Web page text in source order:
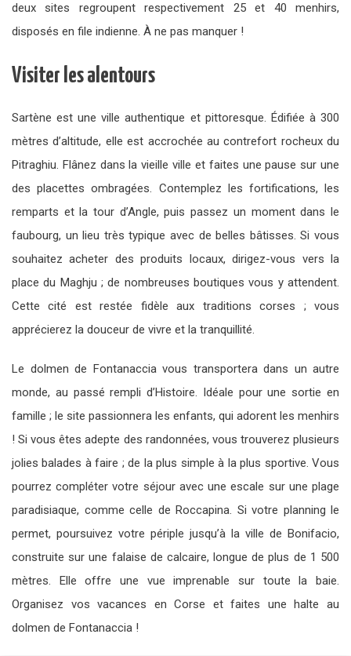
deux sites regroupent respectivement 25 et 40 menhirs,
disposés en file indienne. À ne pas manquer !
Visiter les alentours
Sartène est une ville authentique et pittoresque. Édifiée à 300
mètres d’altitude, elle est accrochée au contrefort rocheux du
Pitraghiu. Flânez dans la vieille ville et faites une pause sur une
des placettes ombragées. Contemplez les fortifications, les
remparts et la tour d’Angle, puis passez un moment dans le
faubourg, un lieu très typique avec de belles bâtisses. Si vous
souhaitez acheter des produits locaux, dirigez-vous vers la
place du Maghju ; de nombreuses boutiques vous y attendent.
Cette cité est restée fidèle aux traditions corses ; vous
apprécierez la douceur de vivre et la tranquillité.
Le dolmen de Fontanaccia vous transportera dans un autre
monde, au passé rempli d’Histoire. Idéale pour une sortie en
famille ; le site passionnera les enfants, qui adorent les menhirs
! Si vous êtes adepte des randonnées, vous trouverez plusieurs
jolies balades à faire ; de la plus simple à la plus sportive. Vous
pourrez compléter votre séjour avec une escale sur une plage
paradisiaque, comme celle de Roccapina. Si votre planning le
permet, poursuivez votre périple jusqu’à la ville de Bonifacio,
construite sur une falaise de calcaire, longue de plus de 1 500
mètres. Elle offre une vue imprenable sur toute la baie.
Organisez vos vacances en Corse et faites une halte au
dolmen de Fontanaccia !